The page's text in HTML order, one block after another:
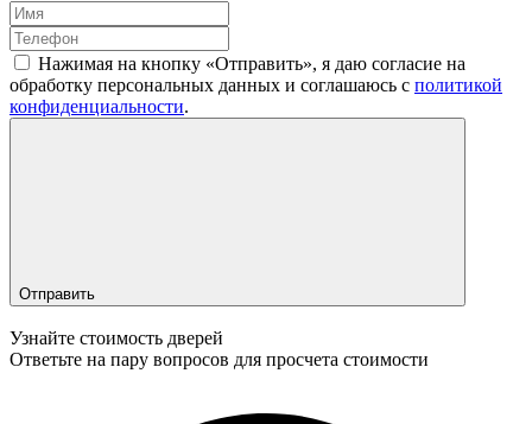
Нажимая на кнопку «Отправить», я даю согласие на
обработку персональных данных и соглашаюсь c политикой
конфиденциальности.
Отправить
Узнайте стоимость дверей
Ответьте на пару вопросов для просчета стоимости